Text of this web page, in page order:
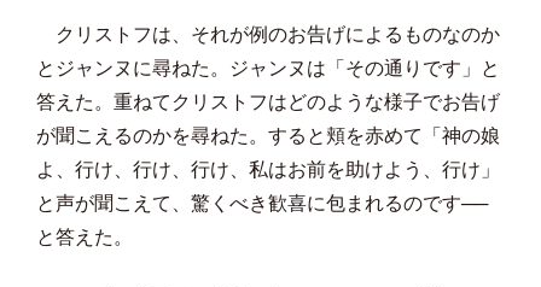
クリストフは、それが例のお告げによるものなのか
とジャンヌに尋ねた。ジャンヌは「その通りです」と
答えた。重ねてクリストフはどのような様子でお告げ
が聞こえるのかを尋ねた。すると頬を赤めて「神の娘
よ、行け、行け、行け、私はお前を助けよう、行け」
と声が聞こえて、驚くべき歓喜に包まれるのです──
と答えた。